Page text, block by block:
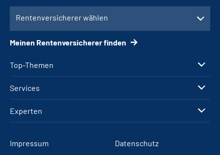
Top-Themen
Services
Experten
Rentenversicherer wählen
Meinen Rentenversicherer finden
Impressum
Datenschutz